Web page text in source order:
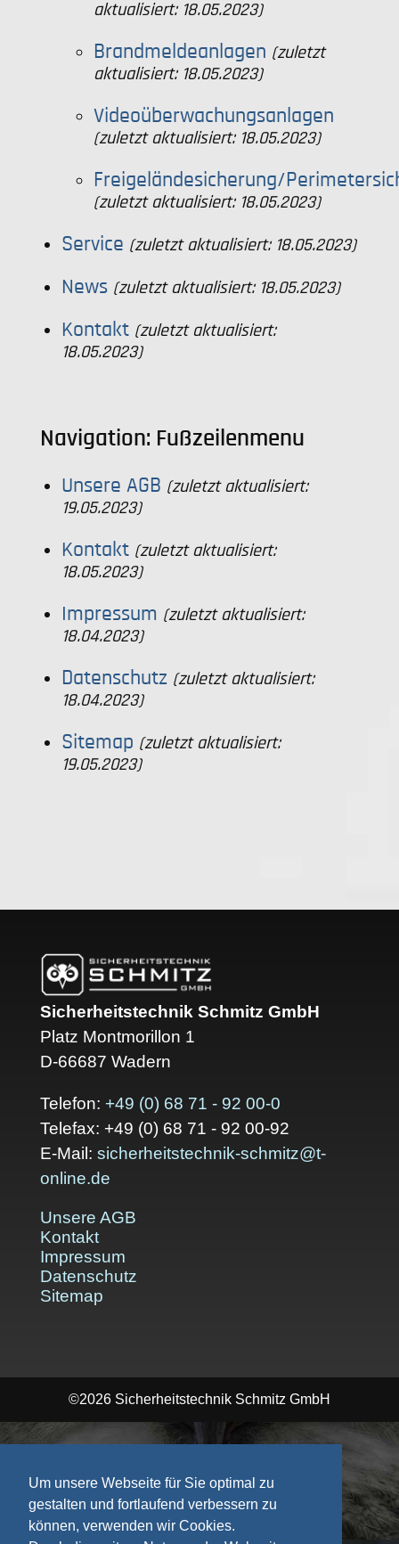
Um unsere Webseite für Sie optimal zu
gestalten und fortlaufend verbessern zu
können, verwenden wir Cookies.
aktualisiert: 18.05.2023)
Brandmeldeanlagen (zuletzt
aktualisiert: 18.05.2023)
Videoüberwachungsanlagen
(zuletzt aktualisiert: 18.05.2023)
Freigeländesicherung/
(zuletzt aktualisiert: 18.05.2023)
Service (zuletzt aktualisiert: 18.05.2023)
News (zuletzt aktualisiert: 18.05.2023)
Kontakt (zuletzt aktualisiert:
18.05.2023)
Navigation: Fußzeilenmenu
Unsere AGB (zuletzt aktualisiert:
19.05.2023)
Kontakt (zuletzt aktualisiert:
18.05.2023)
Impressum (zuletzt aktualisiert:
18.04.2023)
Datenschutz (zuletzt aktualisiert:
18.04.2023)
Sitemap (zuletzt aktualisiert:
19.05.2023)
Sicherheitstechnik Schmitz GmbH
Platz Montmorillon 1
D-66687 Wadern
Telefon: +49 (0) 68 71 - 92 00-0
Telefax: +49 (0) 68 71 - 92 00-92
E-Mail: sicherheitstechnik-schmitz@t-
online.de
Unsere AGB
Kontakt
Impressum
Datenschutz
Sitemap
©2026 Sicherheitstechnik Schmitz GmbH